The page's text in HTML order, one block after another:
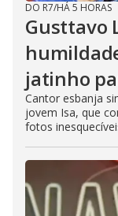
DO R7/HÁ 5 HORAS
Gusttavo
jatinho
Cantor esbanja
jovem Isa, que
fotos